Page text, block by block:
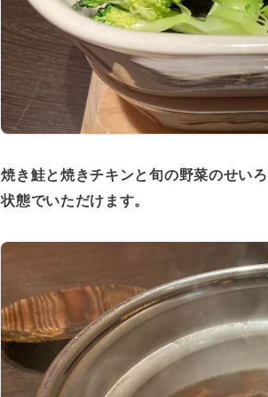
焼き鮭と焼きチキンと旬の野菜のせい
状態でいただけます。